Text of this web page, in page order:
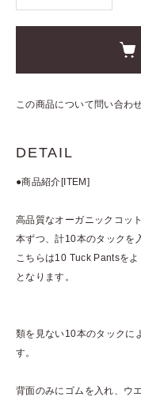
この商品について問い合わ
DETAIL
●商品紹介[ITEM]
高品質なオーガニックコッ
本ずつ、計10本のタックを
こちらは10 Tuck Pantsを
となります。
類を見ない10本のタックに
す。
背面のみにゴムを入れ、ウ